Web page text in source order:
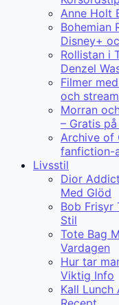
Anne Holt
Bohemian
Disney+
Rollistan i
Denzel
Filmer
och
Morran
– Gratis
Archive of
fanfiction-
Livsstil
Dior
Med Glöd
Bob Frisyr
Stil
Tote Bag
Vardagen
Hur tar
Viktig Info
Kall Lunch